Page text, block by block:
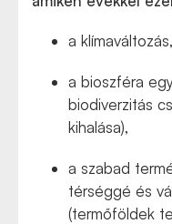
a klímaváltozás,
a bioszféra
biodiverzitás
kihalása),
a szabad
térséggé és
(termőföldek